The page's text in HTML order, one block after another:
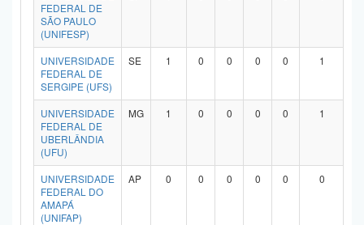
FEDERAL DE
SÃO PAULO
(UNIFESP)
UNIVERSIDADE
FEDERAL DE
SERGIPE (UFS)
SE 1 0 0 0 0 1
UNIVERSIDADE
FEDERAL DE
UBERLÂNDIA
(UFU)
MG 1 0 0 0 0 1
UNIVERSIDADE
FEDERAL DO
AMAPÁ
(UNIFAP)
AP 0 0 0 0 0 0